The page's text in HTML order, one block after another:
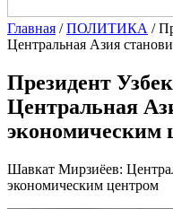
Главная /ПОЛИТИКА /
Центральная Азия
Президент
Центральная
экономическим
Шавкат Мирзиёев:
экономическим центром